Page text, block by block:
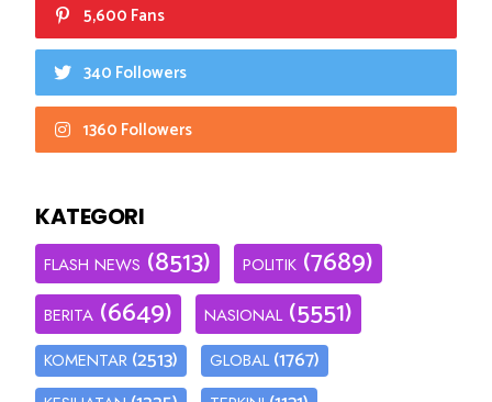
5,600 Fans
340 Followers
1360 Followers
KATEGORI
FLASH NEWS (8513) POLITIK (7689)
BERITA (6649) NASIONAL (5551)
KOMENTAR (2513) GLOBAL (1767)